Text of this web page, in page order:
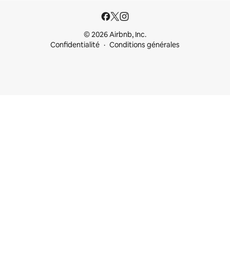
© 2026 Airbnb, Inc.
Confidentialité
Conditions générales